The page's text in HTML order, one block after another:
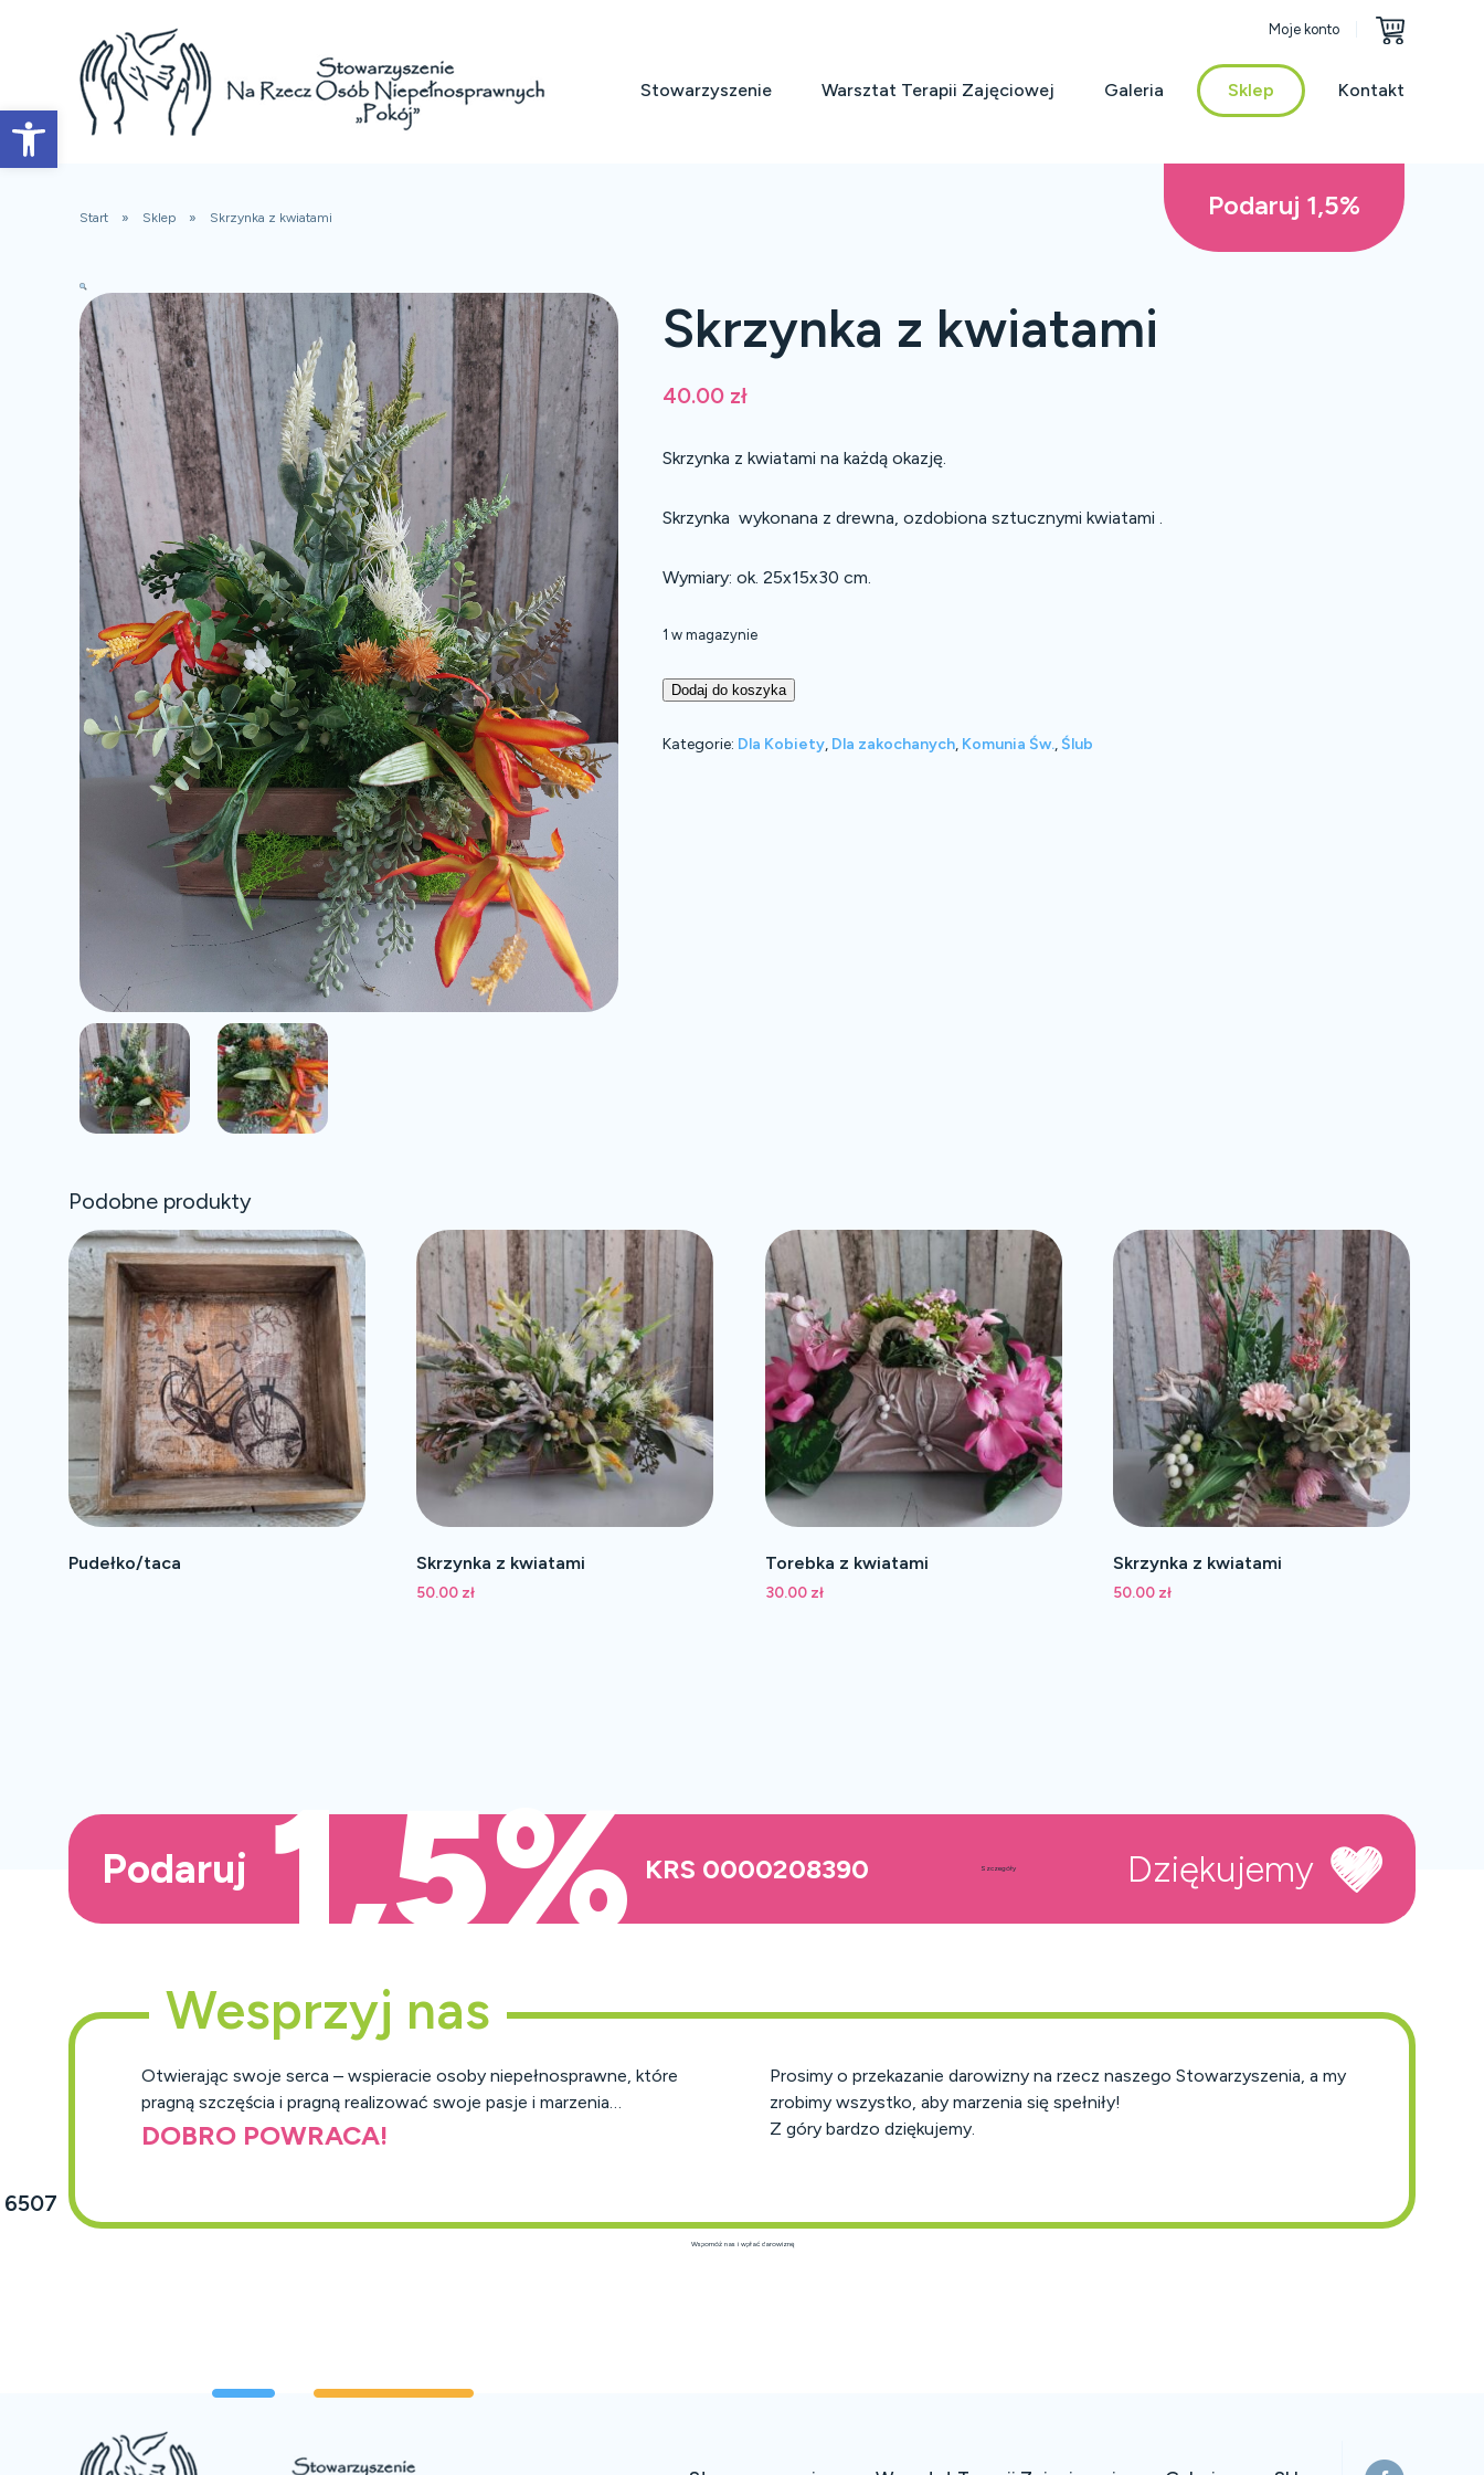
Open toolbar
Podaruj 1,5%
Stowarzyszenie Warsztat Terapii Zajęciowej Galeria Sklep Kontakt
Moje konto
Start Sklep Skrzynka z kwiatami
Skrzynka z kwiatami
40.00 zł
Skrzynka z kwiatami na każdą okazję.
Skrzynka wykonana z drewna, ozdobiona sztucznymi kwiatami .
Wymiary: ok. 25x15x30 cm.
1 w magazynie
Dodaj do koszyka
Kategorie: Dla Kobiety, Dla zakochanych, Komunia Św., Ślub
Podobne produkty
Pudełko/taca Skrzynka z kwiatami
50.00 zł
Torebka z kwiatami
30.00 zł
Skrzynka z kwiatami
50.00 zł
Podaruj 1,5% KRS 0000208390 Szczegóły Dziękujemy
Wesprzyj nas
Otwierając swoje serca – wspieracie osoby niepełnosprawne, które
pragną szczęścia i pragną realizować swoje pasje i marzenia…
DOBRO POWRACA!
Prosimy o przekazanie darowizny na rzecz naszego Stowarzyszenia, a my
zrobimy wszystko, aby marzenia się spełniły!
Z góry bardzo dziękujemy.
Wspomóż nas i wpłać darowiznę